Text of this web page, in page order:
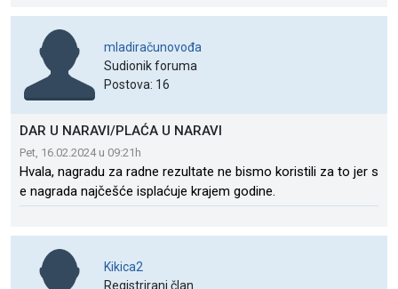
mladiračunovođa
Sudionik foruma
Postova: 16
DAR U NARAVI/PLAĆA U NARAVI
Pet, 16.02.2024 u 09:21h
Hvala, nagradu za radne rezultate ne bismo koristili za to jer s
e nagrada najčešće isplaćuje krajem godine.
Kikica2
Registrirani član